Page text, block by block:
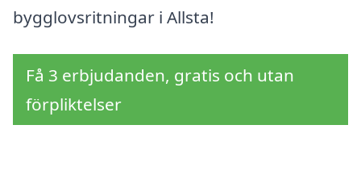
bygglovsritningar i Allsta!
Få 3 erbjudanden, gratis och utan
förpliktelser